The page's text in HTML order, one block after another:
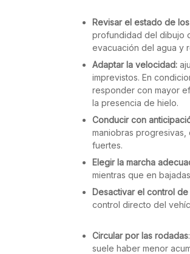
Revisar el estado de
profundidad del dibujo
evacuación del agua y
Adaptar la velocidad:
imprevistos. En
responder con mayor
la presencia de hielo.
Conducir con
maniobras
fuertes.
Elegir la marcha
mientras que en
Desactivar el control
control directo del
Circular por las rodadas
suele haber menor